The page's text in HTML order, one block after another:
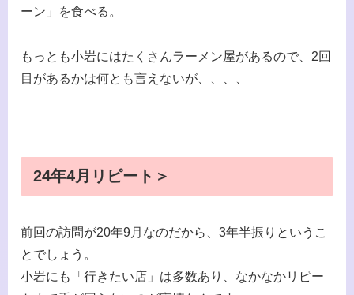
ーン」を食べる。
もっとも小岩にはたくさんラーメン屋があるので、2回
目があるかは何とも言えないが、、、、
24年4月リピート＞
前回の訪問が20年9月なのだから、3年半振りというこ
とでしょう。
小岩にも「行きたい店」は多数あり、なかなかリピー